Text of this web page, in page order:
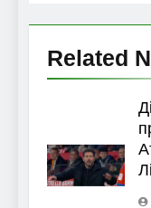
Related